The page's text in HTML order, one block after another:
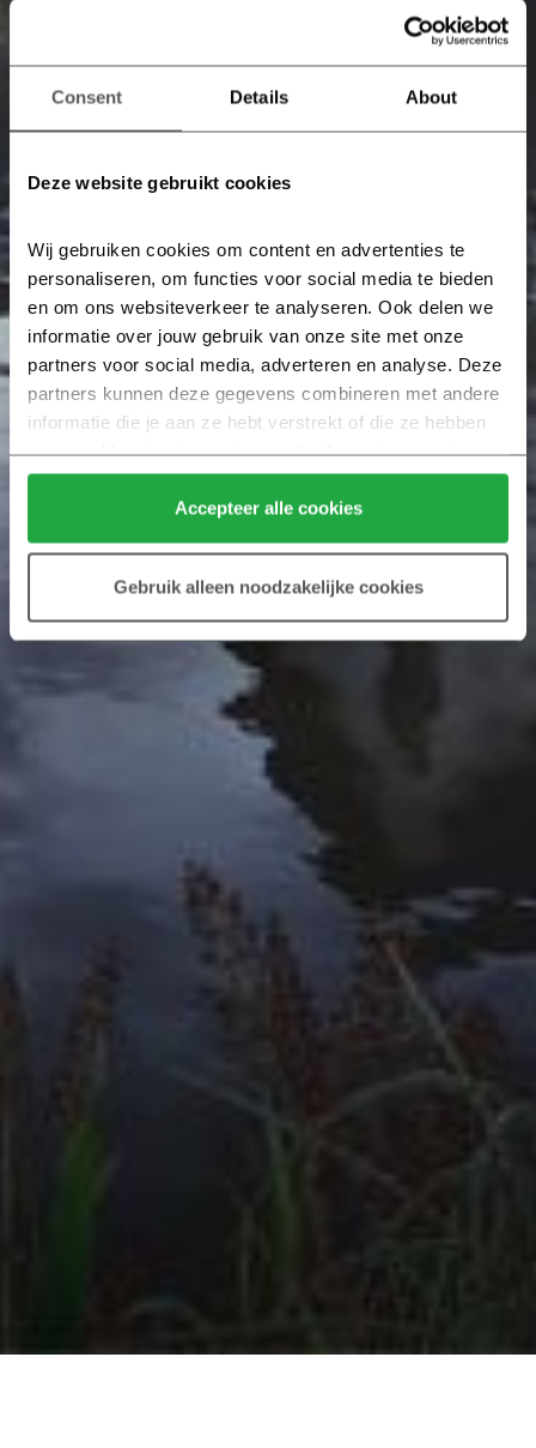
Consent Details About
Deze website gebruikt cookies
Wij gebruiken cookies om content en advertenties te
personaliseren, om functies voor social media te bieden
en om ons websiteverkeer te analyseren. Ook delen we
informatie over jouw gebruik van onze site met onze
partners voor social media, adverteren en analyse. Deze
partners kunnen deze gegevens combineren met andere
informatie die je aan ze hebt verstrekt of die ze hebben
verzameld op basis van jouw gebruik van hun services.
Klik hier voor meer informatie over ons cookiebeleid.
Accepteer alle cookies
Gebruik alleen noodzakelijke cookies